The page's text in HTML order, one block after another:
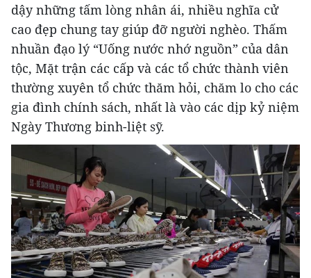
dậy những tấm lòng nhân ái, nhiều nghĩa cử
cao đẹp chung tay giúp đỡ người nghèo. Thấm
nhuần đạo lý “Uống nước nhớ nguồn” của dân
tộc, Mặt trận các cấp và các tổ chức thành viên
thường xuyên tổ chức thăm hỏi, chăm lo cho các
gia đình chính sách, nhất là vào các dịp kỷ niệm
Ngày Thương binh-liệt sỹ.